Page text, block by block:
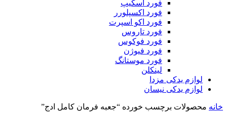
فورد اسکیپ
فورد اکسپلورر
فورد اکو اسپرت
فورد تاروس
فورد فوکوس
فورد فیوژن
فورد موستانگ
لینکلن
لوازم یدکی مزدا
لوازم یدکی نیسان
خانه محصولات برچسب خورده “جعبه فرمان کامل ادج”